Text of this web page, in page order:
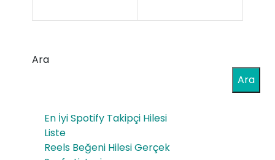
baş
mi
Ara
Ara
En İyi Spotify Takipçi Hilesi
Liste
Reels Beğeni Hilesi Gerçek